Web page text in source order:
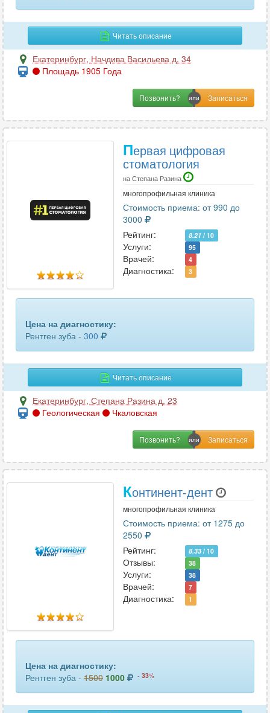
Читать описание
Екатеринбург, Начдива Васильева д. 34
Площадь 1905 Года
Позвонить?
Первая цифровая
стоматология
на Степана Разина
многопрофильная клиника
Стоимость приема: от 990 до
3000
Рейтинг:
8.21 / 10
Услуги: 95
Врачей: 4
Диагностика: 3
Цена на диагностику:
Рентген зуба - 300
Читать описание
Екатеринбург, Степана Разина д. 23
Геологическая
Чкаловская
Позвонить?
Континент-дент
многопрофильная клиника
Стоимость приема: от 1275 до
2550
Рейтинг:
8.33 / 10
Отзывы: 38
Услуги: 38
Врачей: 7
Диагностика: 1
Цена на диагностику:
Рентген зуба - 1500 1000 - 33%